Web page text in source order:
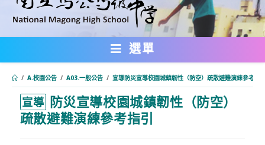
內
選單
/ A.校園公告 / A03.一般公告 / 宣導防災宣導校園城鎮韌性（防空）疏散避難演練參考指
宣導 防災宣導校園城鎮韌性（防空）
疏散避難演練參考指引